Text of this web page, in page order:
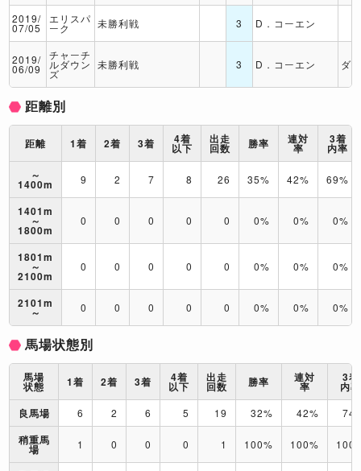
2019/
07/05
エリスパ
ーク 未勝利戦 3 D．コーエン
2019/
06/09
チャーチ
ルダウン
ズ
未勝利戦 3 D．コーエン ダ
距離別
距離 1着 2着 3着 4着
以下
出走
回数 勝率 連対
率
3着
内率
～
1400m 9 2 7 8 26 35% 42% 69%
1401m
～
1800m
0 0 0 0 0 0% 0% 0%
1801m
～
2100m
0 0 0 0 0 0% 0% 0%
2101m
～ 0 0 0 0 0 0% 0% 0%
馬場状態別
馬場
状態 1着 2着 3着 4着
以下
出走
回数 勝率 連対
率
3着
内率
良馬場
6 2 6 5 19 32% 42%
稍重馬
場 1 0 0 0 1 100% 100%